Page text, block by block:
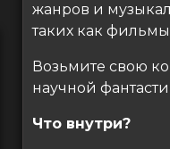
жанров и
таких как
Возьмите свою
научной
Что внутри?